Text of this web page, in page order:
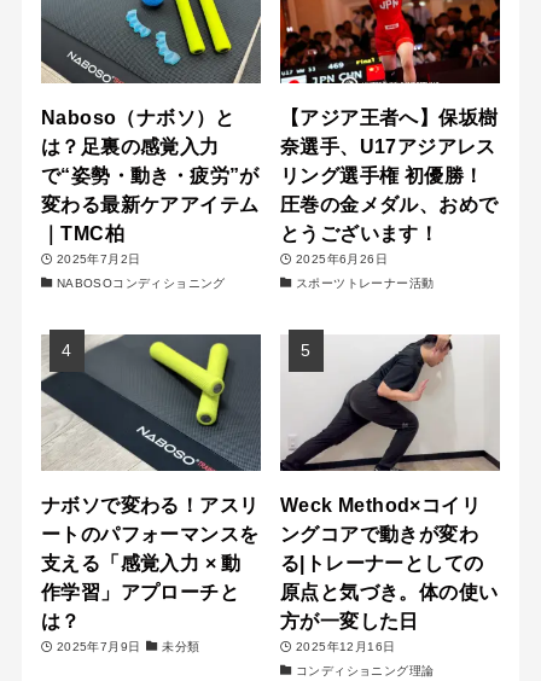
Naboso（ナボソ）と
は？足裏の感覚入力
で“姿勢・動き・疲労”が
変わる最新ケアアイテム
｜TMC柏
2025年7月2日
NABOSOコンディショニング
【アジア王者へ】保坂樹
奈選手、U17アジアレス
リング選手権 初優勝！
圧巻の金メダル、おめで
とうございます！
2025年6月26日
スポーツトレーナー活動
ナボソで変わる！アスリ
ートのパフォーマンスを
支える「感覚入力 × 動
作学習」アプローチと
は？
2025年7月9日 未分類
Weck Method×コイリ
ングコアで動きが変わ
る|トレーナーとしての
原点と気づき。体の使い
方が一変した日
2025年12月16日
コンディショニング理論